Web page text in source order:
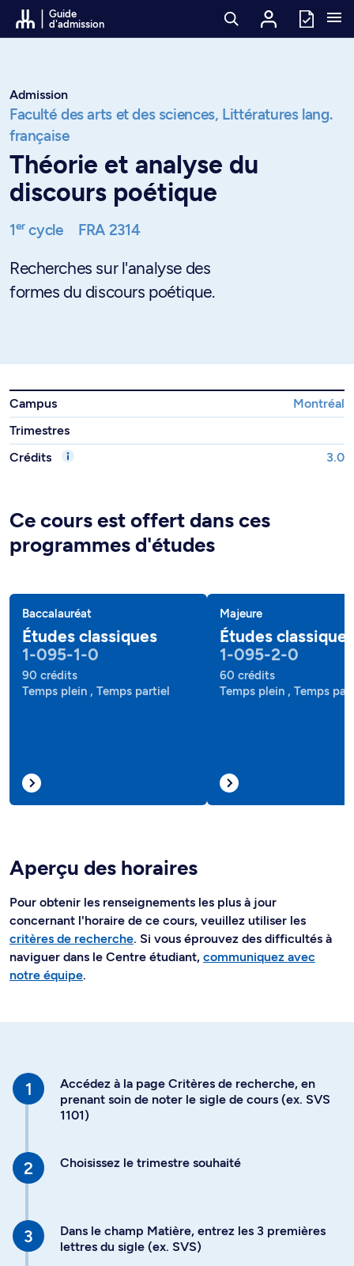
Passer au contenu
Guide
d'admission
Admission
Faculté des arts et des sciences, Littératures lang.
française
Théorie et analyse du
discours poétique
1ercycle FRA 2314
Recherches sur l'analyse des
formes du discours poétique.
Campus
Montréal
Trimestres
Crédits
3.0
Ce cours est offert dans ces
programmes d'études
Baccalauréat
Études classiques
1-095-1-0
90 crédits
Temps plein , Temps partiel
Majeure
Études classiques
1-095-2-0
60 crédits
Temps plein , Temps
Aperçu des horaires
Pour obtenir les renseignements les plus à jour
concernant l'horaire de ce cours, veuillez utiliser les
critères de recherche. Si vous éprouvez des difficultés à
naviguer dans le Centre étudiant, communiquez avec
notre équipe.
Accédez à la page Critères de recherche, en
prenant soin de noter le sigle de cours (ex. SVS
1101)
Choisissez le trimestre souhaité
Dans le champ Matière, entrez les 3 premières
lettres du sigle (ex. SVS)